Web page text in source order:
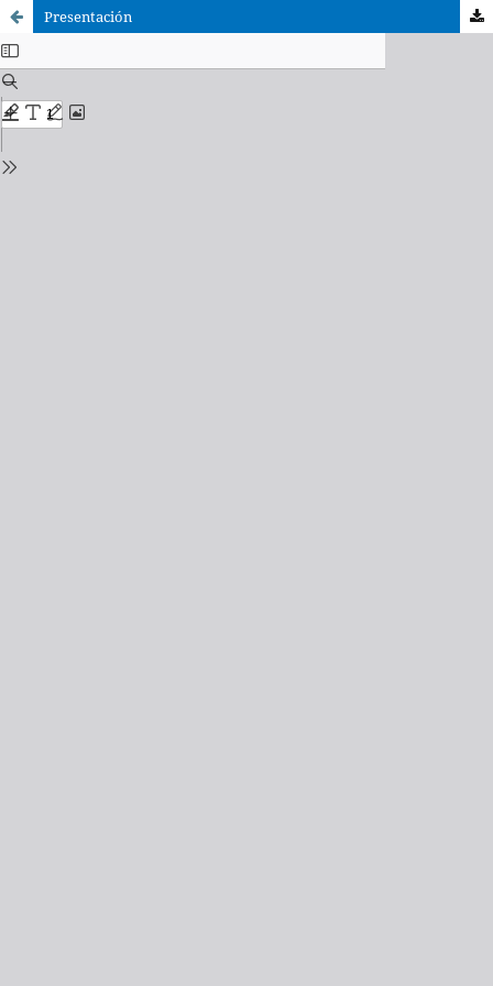
Presentación